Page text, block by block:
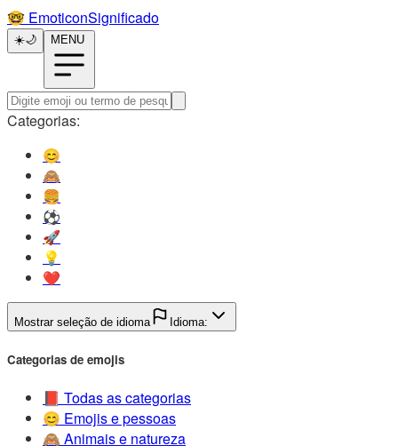
🤓️ EmoticonSignificado
☀️🌙 MENU
Categorias:
😊️
🙈️
🍔️
⚽️
🚀️
💡️
❤️
Mostrar seleção de idioma Idioma:
Categorias de emojis
📕️ Todas as categorias
😊️ Emojis e pessoas
🙈️ Animais e natureza